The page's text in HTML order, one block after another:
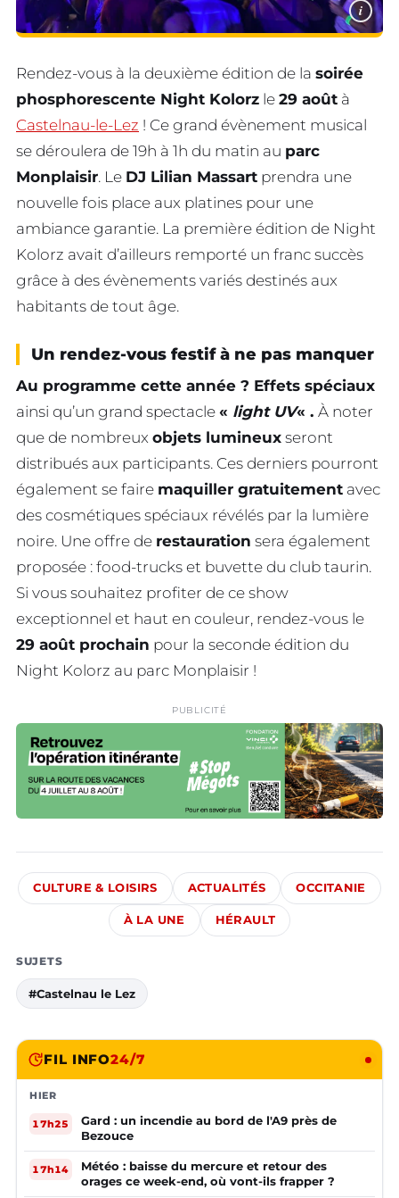
i
Rendez-vous à la deuxième édition de la soirée
phosphorescente Night Kolorz le 29 août à
Castelnau-le-Lez ! Ce grand évènement musical
se déroulera de 19h à 1h du matin au parc
Monplaisir. Le DJ Lilian Massart prendra une
nouvelle fois place aux platines pour une
ambiance garantie. La première édition de Night
Kolorz avait d’ailleurs remporté un franc succès
grâce à des évènements variés destinés aux
habitants de tout âge.
Un rendez-vous festif à ne pas manquer
Au programme cette année ? Effets spéciaux
ainsi qu’un grand spectacle « light UV« . À noter
que de nombreux objets lumineux seront
distribués aux participants. Ces derniers pourront
également se faire maquiller gratuitement avec
des cosmétiques spéciaux révélés par la lumière
noire. Une offre de restauration sera également
proposée : food-trucks et buvette du club taurin.
Si vous souhaitez profiter de ce show
exceptionnel et haut en couleur, rendez-vous le
29 août prochain pour la seconde édition du
Night Kolorz au parc Monplaisir !
PUBLICITÉ
CULTURE & LOISIRS ACTUALITÉS OCCITANIE
À LA UNE HÉRAULT
SUJETS
#Castelnau le Lez
FIL INFO24/7
HIER
17h25
Gard : un incendie au bord de l'A9 près de
Bezouce
17h14
Météo : baisse du mercure et retour des
orages ce week-end, où vont-ils frapper ?